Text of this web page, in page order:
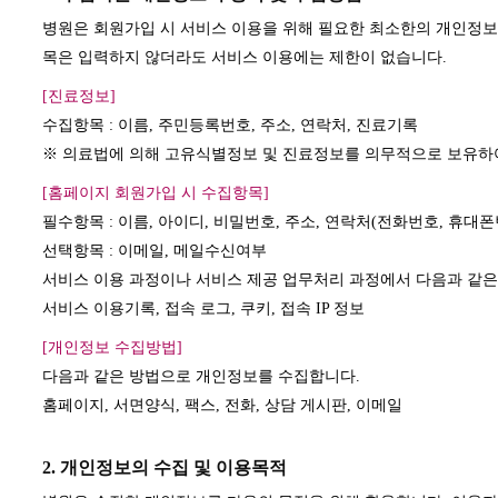
병원은 회원가입 시 서비스 이용을 위해 필요한 최소한의 개인정
목은 입력하지 않더라도 서비스 이용에는 제한이 없습니다.
[진료정보]
수집항목 : 이름, 주민등록번호, 주소, 연락처, 진료기록
※ 의료법에 의해 고유식별정보 및 진료정보를 의무적으로 보유
[홈페이지 회원가입 시 수집항목]
필수항목 : 이름, 아이디, 비밀번호, 주소, 연락처(전화번호, 휴대
선택항목 : 이메일, 메일수신여부
서비스 이용 과정이나 서비스 제공 업무처리 과정에서 다음과 같
서비스 이용기록, 접속 로그, 쿠키, 접속 IP 정보
[개인정보 수집방법]
다음과 같은 방법으로 개인정보를 수집합니다.
홈페이지, 서면양식, 팩스, 전화, 상담 게시판, 이메일
2. 개인정보의 수집 및 이용목적